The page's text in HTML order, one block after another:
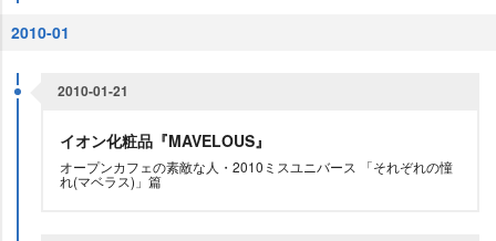
2010-01
2010-01-21
イオン化粧品『MAVELOUS』
オープンカフェの素敵な人・2010ミスユニバース 「それぞれの憧
れ(マベラス)」篇